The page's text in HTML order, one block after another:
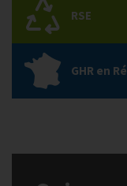
RSE
GHR en